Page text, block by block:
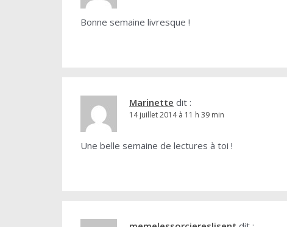
Bonne semaine livresque !
Marinette dit :
14 juillet 2014 à 11 h 39 min
Une belle semaine de lectures à toi !